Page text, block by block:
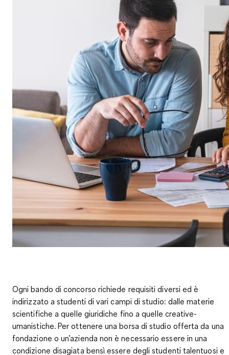
Ogni bando di concorso richiede requisiti diversied è
indirizzato a studenti di vari campi di studio: dallematerie
scientifiche a quelle giuridiche fino a quelle creative-
umanistiche. Per ottenere una borsa di studio offerta da una
fondazione o un’azienda non è necessario essere in una
condizione disagiata bensì essere deglistudenti talentuosi e